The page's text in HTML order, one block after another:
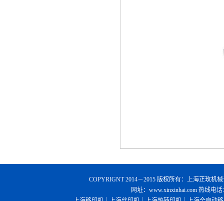
COPYRIGNT 2014－2015 版权所有： 上海正玫机
网址： www.xinxinhai.com 热线电话